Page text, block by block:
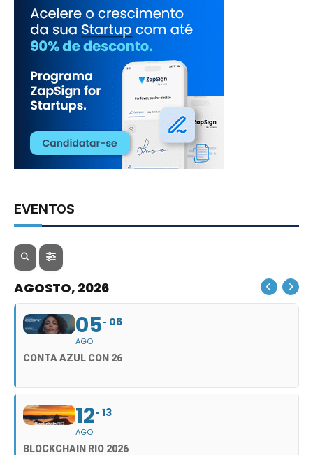
EVENTOS
AGOSTO, 2026
05
AGO
06
CONTA AZUL CON 26
12
AGO
13
BLOCKCHAIN RIO 2026